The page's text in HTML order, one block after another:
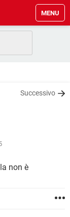
MENU
Successivo
non è